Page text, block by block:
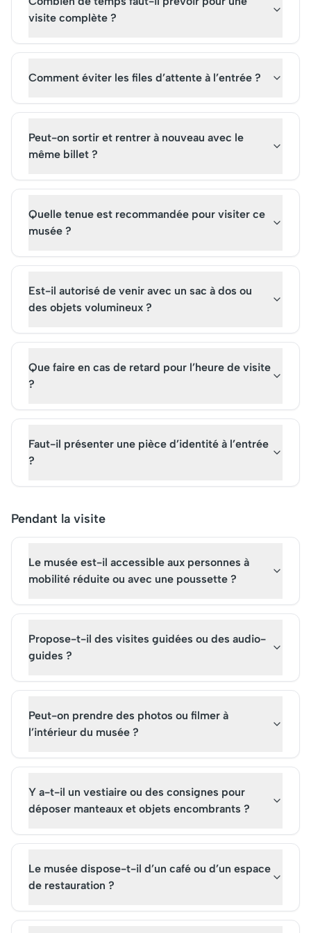
visite complète ?
Comment éviter les files d’attente à l’entrée ?
Peut-on sortir et rentrer à nouveau avec le
même billet ?
Quelle tenue est recommandée pour visiter ce
musée ?
Est-il autorisé de venir avec un sac à dos ou
des objets volumineux ?
Que faire en cas de retard pour l’heure de visite
?
Faut-il présenter une pièce d’identité à l’entrée
?
Pendant la visite
Le musée est-il accessible aux personnes à
mobilité réduite ou avec une poussette ?
Propose-t-il des visites guidées ou des audio-
guides ?
Peut-on prendre des photos ou filmer à
l’intérieur du musée ?
Y a-t-il un vestiaire ou des consignes pour
déposer manteaux et objets encombrants ?
Le musée dispose-t-il d’un café ou d’un espace
de restauration ?